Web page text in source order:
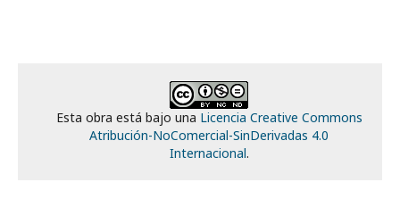
Esta obra está bajo una Licencia Creative Commons
Atribución-NoComercial-SinDerivadas 4.0
Internacional.